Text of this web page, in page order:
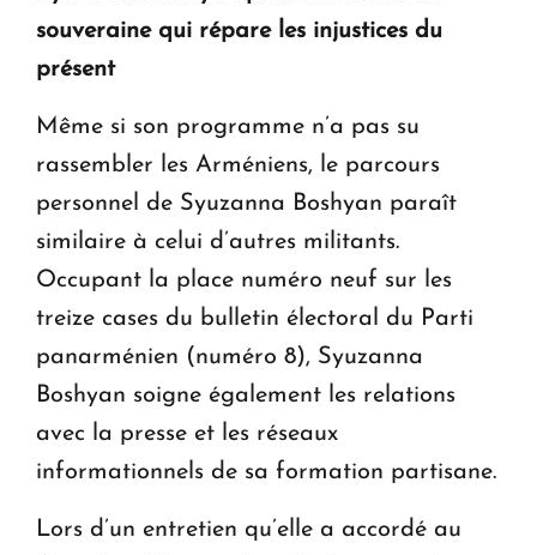
souveraine qui répare les injustices du
présent
Même si son programme n’a pas su
rassembler les Arméniens, le parcours
personnel de Syuzanna Boshyan paraît
similaire à celui d’autres militants.
Occupant la place numéro neuf sur les
treize cases du bulletin électoral du Parti
panarménien (numéro 8), Syuzanna
Boshyan soigne également les relations
avec la presse et les réseaux
informationnels de sa formation partisane.
Lors d’un entretien qu’elle a accordé au